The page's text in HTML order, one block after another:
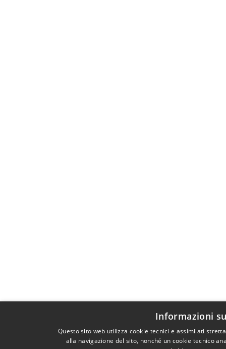
Informazioni
Questo sito web utilizza cookie tecnici e assimilati
alla navigazione del sito, nonché un cookie tecnico